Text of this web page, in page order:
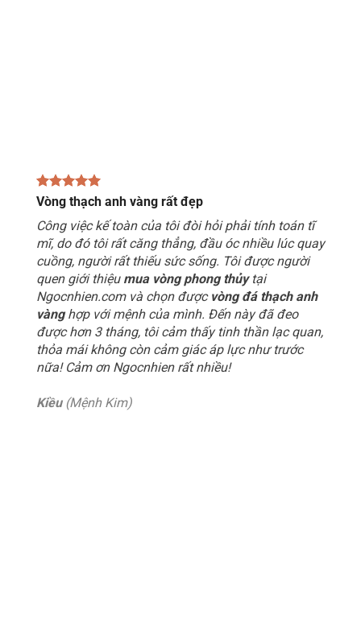
Vòng thạch anh vàng rất đẹp
Công việc kế toàn của tôi đòi hỏi phải tính toán tĩ
mĩ, do đó tôi rất căng thẳng, đầu óc nhiều lúc quay
cuồng, người rất thiếu sức sống. Tôi được người
quen giới thiệu mua vòng phong thủytại
Ngocnhien.com và chọn được vòng đá thạch anh
vànghợp với mệnh của mình. Đến này đã đeo
được hơn 3 tháng, tôi cảm thấy tinh thần lạc quan,
thỏa mái không còn cảm giác áp lực như trước
nữa! Cảm ơn Ngocnhien rất nhiều!
Kiều(Mệnh Kim)